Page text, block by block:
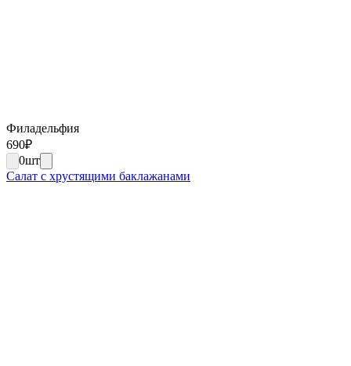
Филадельфия
690₽
0шт
Салат с хрустящими баклажанами